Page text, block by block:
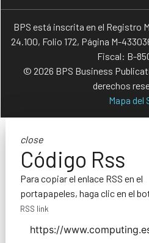
BPS está inscrita en el Registro
24.100, Folio 172, Página M-
Fiscal: B-
© 2026 BPS Business
derechos
Mapa del
close
Código Rss
Para copiar el enlace RSS en el
portapapeles, haga clic en el
RSS link